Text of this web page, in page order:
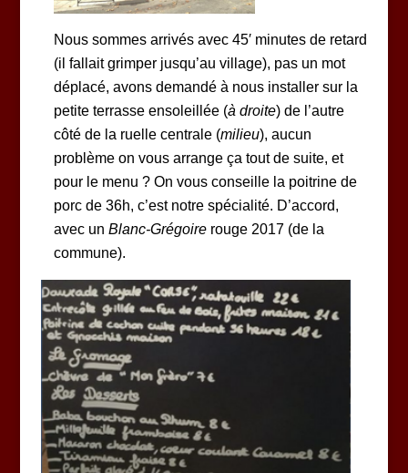
Nous sommes arrivés avec 45′ minutes de retard
(il fallait grimper jusqu’au village), pas un mot
déplacé, avons demandé à nous installer sur la
petite terrasse ensoleillée (à droite) de l’autre
côté de la ruelle centrale (milieu), aucun
problème on vous arrange ça tout de suite, et
pour le menu ? On vous conseille la poitrine de
porc de 36h, c’est notre spécialité. D’accord,
avec un Blanc-Grégoirerouge 2017 (de la
commune).